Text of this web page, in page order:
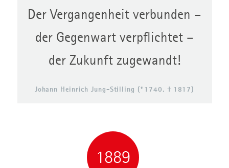
Der Vergangenheit verbunden –
der Gegenwart verpflichtet –
der Zukunft zugewandt!
Johann Heinrich Jung-Stilling (* 1740, † 1817)
1889